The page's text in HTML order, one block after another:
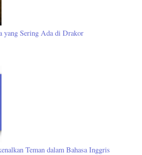
yang Sering Ada di Drakor
Teman dalam Bahasa Inggris